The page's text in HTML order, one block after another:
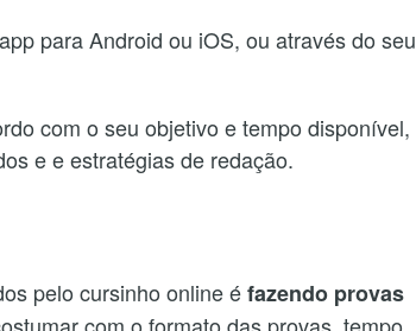
para Android ou iOS, ou através do seu
com o seu objetivo e tempo disponível,
e e estratégias de redação.
pelo cursinho online éfazendo provas